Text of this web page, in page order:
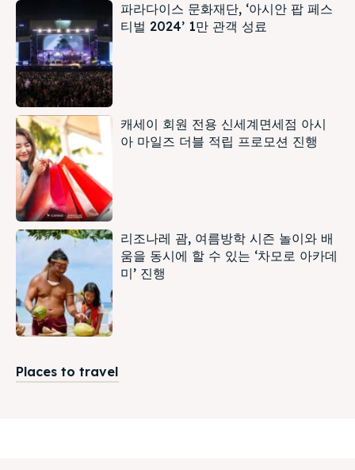
파라다이스 문화재단, ‘아시안 팝 페스
티벌 2024’ 1만 관객 성료
캐세이 회원 전용 신세계면세점 아시
아 마일즈 더블 적립 프로모션 진행
리조나레 괌, 여름방학 시즌 놀이와 배
움을 동시에 할 수 있는 ‘차모로 아카데
미’ 진행
Places to travel